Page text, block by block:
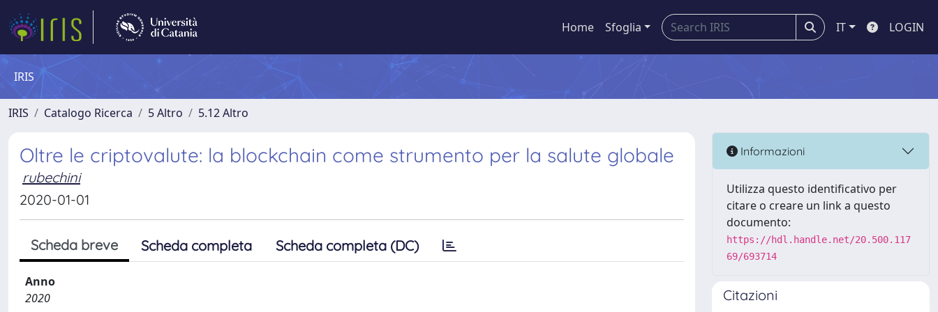
Home Sfoglia IT LOGIN
IRIS
IRIS Catalogo Ricerca 5 Altro 5.12 Altro
Oltre le criptovalute: la blockchain come strumento per la salute globale
rubechini
2020-01-01
Scheda breve Scheda completa Scheda completa (DC)
Anno
2020
Informazioni
Utilizza questo identificativo per
citare o creare un link a questo
documento:
https://hdl.handle.net/20.500.117
69/693714
Citazioni